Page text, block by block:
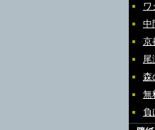
ワ
中
京
尾
森
無
負